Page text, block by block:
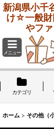
新潟県小千
け☆一般財
やフ
メニュー
カテゴリ
ホーム > その他（